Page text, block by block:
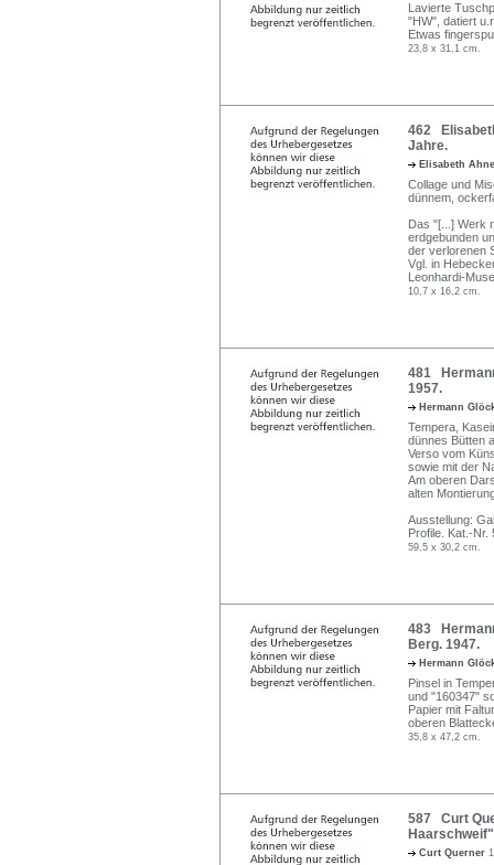
Lavierte
"HW", datiert
Etwas
23,8 x 31,1 cm.
462
Jahre.
Elisabeth
Collage und
dünnem,
Das "[...] Werk
erdgebunden
der verlorenen
Vgl. in
Leonhardi-
10,7 x 16,2 cm.
481
1957.
Hermann
Tempera,
dünnes Bütten
Verso vom
sowie mit der
Am oberen
alten
Ausstellung:
Profile. Kat.-Nr.
59,5 x 30,2 cm.
483
Berg. 1947.
Hermann
Pinsel in
und "160347"
Papier mit
oberen
35,8 x 47,2 cm.
587 Curt
Curt Querner